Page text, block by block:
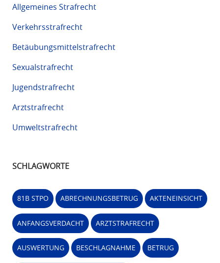
Allgemeines Strafrecht
Verkehrsstrafrecht
Betäubungsmittelstrafrecht
Sexualstrafrecht
Jugendstrafrecht
Arztstrafrecht
Umweltstrafrecht
SCHLAGWORTE
81B STPO ABRECHNUNGSBETRUG AKTENEINSICHT
ANFANGSVERDACHT ARZTSTRAFRECHT
AUSWERTUNG BESCHLAGNAHME BETRUG